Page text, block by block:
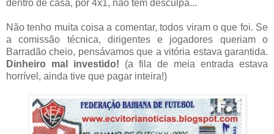
dentro de casa, por 4x1, não tem desculpa...
Não tenho muita coisa a comentar, todos viram o que foi. Se
a comissão técnica, dirigentes e jogadores queriam o
Barradão cheio, pensávamos que a vitória estava garantida.
Dinheiro mal investido! (a fila de meia entrada estava
horrível, ainda tive que pagar inteira!)